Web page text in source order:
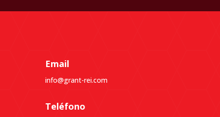
Email
info@grant-rei.com
Teléfono